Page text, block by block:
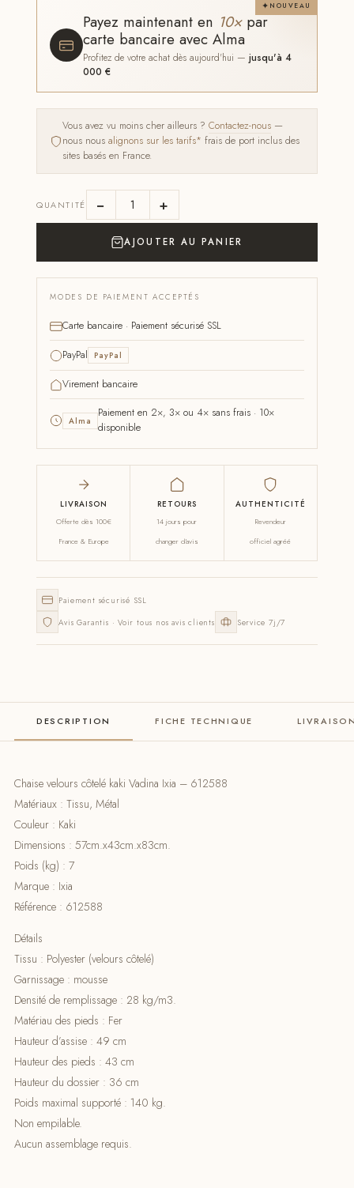
NOUVEAU
Payez maintenant en 10×par
carte bancaire avec Alma
Profitez de votre achat dès aujourd'hui —jusqu'à 4
000 €
Vous avez vu moins cher ailleurs ?Contactez-nous —
nous nousalignons sur les tarifs* frais de port inclus des
sites basés en France.
QUANTITÉ − +
AJOUTER AU PANIER
MODES DE PAIEMENT ACCEPTÉS
Carte bancaire · Paiement sécurisé SSL
PayPal PayPal
Virement bancaire
Alma
Paiement en 2×, 3× ou 4× sans frais · 10×
disponible
LIVRAISON
Offerte dès 100€
France & Europe
RETOURS
14 jours pour
changer d'avis
AUTHENTICITÉ
Revendeur
officiel agréé
Paiement sécurisé SSL
Avis Garantis · Voir tous nos avis clients
Service 7j/7
DESCRIPTION FICHE TECHNIQUE
Chaise velours côtelé kaki Vadina Ixia – 612588
Matériaux : Tissu, Métal
Couleur : Kaki
Dimensions : 57cm.x43cm.x83cm.
Poids (kg) : 7
Marque : Ixia
Référence : 612588
Détails
Tissu : Polyester (velours côtelé)
Garnissage : mousse
Densité de remplissage : 28 kg/m3.
Matériau des pieds : Fer
Hauteur d’assise : 49 cm
Hauteur des pieds : 43 cm
Hauteur du dossier : 36 cm
Poids maximal supporté : 140 kg.
Non empilable.
Aucun assemblage requis.